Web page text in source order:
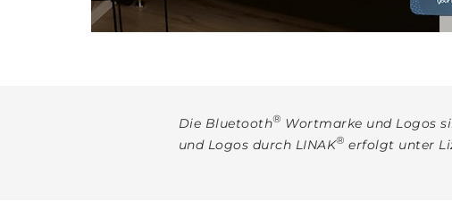
Die Bluetooth® Wortmarke und Logos
und Logos durch LINAK® erfolgt unter